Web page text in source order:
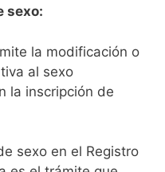
sexo:
la modificación o
al sexo
la inscripción de
sexo en el Registro